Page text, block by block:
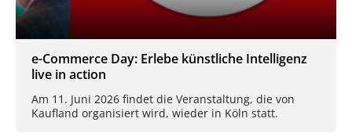
e-Commerce Day: Erlebe künstliche Intelligenz
live in action
Am 11. Juni 2026 findet die Veranstaltung, die von
Kaufland organisiert wird, wieder in Köln statt.